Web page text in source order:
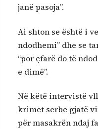
janë pasoja”.
Ai shton se është i
ndodhemi” dhe se
“por çfarë do të
e dimë”.
Në këtë intervistë
krimet serbe gjatë
për masakrën ndaj